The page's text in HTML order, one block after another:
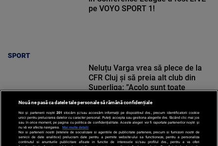
SPORT
pe VOYO SPORT 1!
SPORT
Neluțu Varga vrea să plece de la
CFR Cluj și să preia alt club din
Superliga: ”Acolo sunt toate
Nouă ne pasă ca datele tale personale să rămână confidențiale
Noi și partenerii noștri 201 stocăm și/sau accesăm informații pe dispozitivul dvs., precum identificatorii cookie
unici pentru prelucrarea datelor cu caracter personal. Puteți accepta sau gestiona alegerile dvs. făcând clic mai jos
sau în orice moment, pe pagina cu politica de confidențialitate. Aceste alegeri vor fi raportate partenerilor noștri și
nu vă vor afecta navigarea.
Mai multe detalii
Noi si partenerii nostri (retelele de socializare si agentiile de publicitate partenere, precum si furnizorii nostri de
servicii de date analitice) prelucram date pentru a permite website-ului sa functioneze, pentru a personaliza
continutul si anunturile publicitare afisate in functie de interesele si/sau profilul dvs., pentru a va oferi